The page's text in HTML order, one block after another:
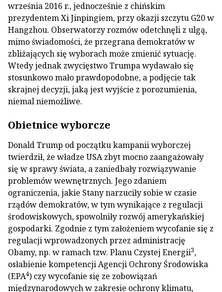
września 2016 r., jednocześnie z chińskim
prezydentem Xi Jinpingiem, przy okazji szczytu G20 w
Hangzhou. Obserwatorzy rozmów odetchnęli z ulgą,
mimo świadomości, że przegrana demokratów w
zbliżających się wyborach może zmienić sytuację.
Wtedy jednak zwycięstwo Trumpa wydawało się
stosunkowo mało prawdopodobne, a podjęcie tak
skrajnej decyzji, jaką jest wyjście z porozumienia,
niemal niemożliwe.
Obietnice wyborcze
Donald Trump od początku kampanii wyborczej
twierdził, że władze USA zbyt mocno zaangażowały
się w sprawy świata, a zaniedbały rozwiązywanie
problemów wewnętrznych. Jego zdaniem
ograniczenia, jakie Stany narzuciły sobie w czasie
rządów demokratów, w tym wynikające z regulacji
środowiskowych, spowolniły rozwój amerykańskiej
gospodarki. Zgodnie z tym założeniem wycofanie się z
regulacji wprowadzonych przez administrację
Obamy, np. w ramach tzw. Planu Czystej Energii3,
osłabienie kompetencji Agencji Ochrony Środowiska
(EPA4) czy wycofanie się ze zobowiązań
międzynarodowych w zakresie ochrony klimatu,